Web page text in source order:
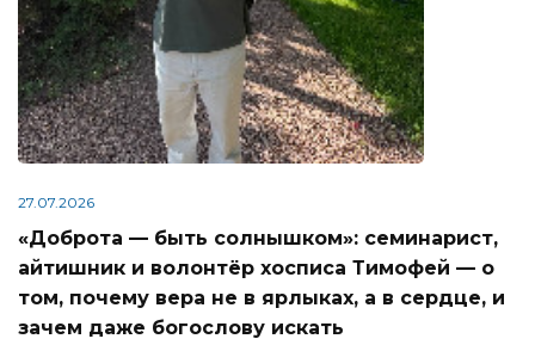
27.07.2026
«Доброта — быть солнышком»: семинарист,
айтишник и волонтёр хосписа Тимофей — о
том, почему вера не в ярлыках, а в сердце, и
зачем даже богослову искать